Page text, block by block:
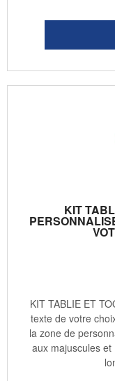
KIT
KIT TABLIE ET
texte de votre
la zone de
aux majuscules